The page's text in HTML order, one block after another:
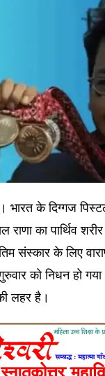
। भारत के दिग्गज
राणा का पार्थिव
संस्कार के लिए
गुरुवार को निधन हो
लहर है।